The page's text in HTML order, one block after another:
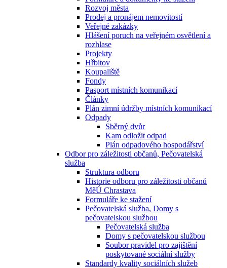
Rozvoj města
Prodej a pronájem nemovitostí
Veřejné zakázky
Hlášení poruch na veřejném osvětlení a
rozhlase
Projekty
Hřbitov
Koupaliště
Fondy
Pasport místních komunikací
Články
Plán zimní údržby místních komunikací
Odpady
Sběrný dvůr
Kam odložit odpad
Plán odpadového hospodářství
Odbor pro záležitosti občanů, Pečovatelská
služba
Struktura odboru
Historie odboru pro záležitosti občanů
MěÚ Chrastava
Formuláře ke stažení
Pečovatelská služba, Domy s
pečovatelskou službou
Pečovatelská služba
Domy s pečovatelskou službou
Soubor pravidel pro zajištění
poskytované sociální služby
Standardy kvality sociálních služeb